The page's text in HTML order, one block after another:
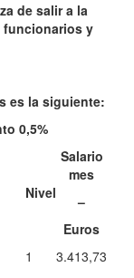
de salir a la
funcionarios y
es la siguiente:
0,5%
Nivel
Salario
mes
–
Euros
1
3.413,73